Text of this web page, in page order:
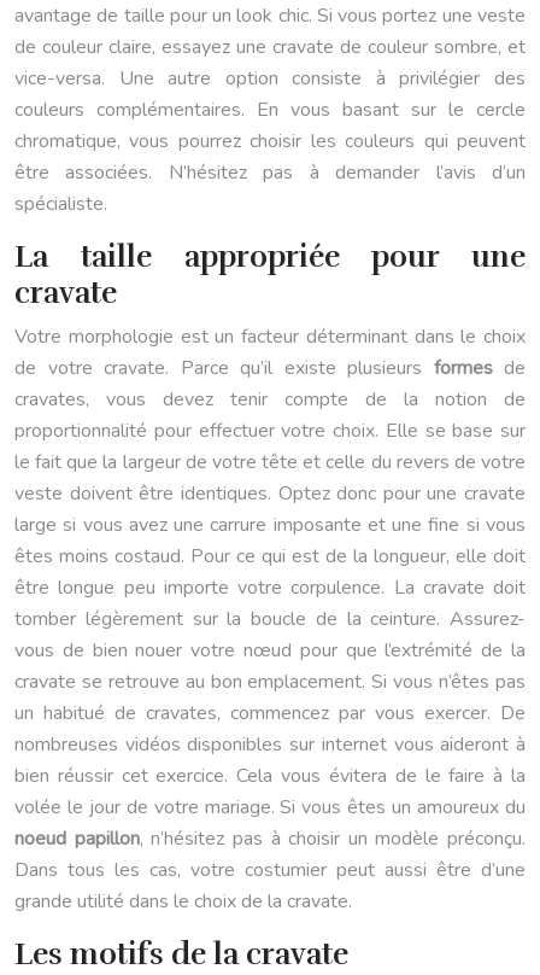
avantage de taille pour un look chic. Si vous portez une veste
de couleur claire, essayez une cravate de couleur sombre, et
vice-versa. Une autre option consiste à privilégier des
couleurs complémentaires. En vous basant sur le cercle
chromatique, vous pourrez choisir les couleurs qui peuvent
être associées. N’hésitez pas à demander l’avis d’un
spécialiste.
La taille appropriée pour une
cravate
Votre morphologie est un facteur déterminant dans le choix
de votre cravate. Parce qu’il existe plusieurs formesde
cravates, vous devez tenir compte de la notion de
proportionnalité pour effectuer votre choix. Elle se base sur
le fait que la largeur de votre tête et celle du revers de votre
veste doivent être identiques. Optez donc pour une cravate
large si vous avez une carrure imposante et une fine si vous
êtes moins costaud. Pour ce qui est de la longueur, elle doit
être longue peu importe votre corpulence. La cravate doit
tomber légèrement sur la boucle de la ceinture. Assurez-
vous de bien nouer votre nœud pour que l’extrémité de la
cravate se retrouve au bon emplacement. Si vous n’êtes pas
un habitué de cravates, commencez par vous exercer. De
nombreuses vidéos disponibles sur internet vous aideront à
bien réussir cet exercice. Cela vous évitera de le faire à la
volée le jour de votre mariage. Si vous êtes un amoureux du
noeud papillon, n’hésitez pas à choisir un modèle préconçu.
Dans tous les cas, votre costumier peut aussi être d’une
grande utilité dans le choix de la cravate.
Les motifs de la cravate